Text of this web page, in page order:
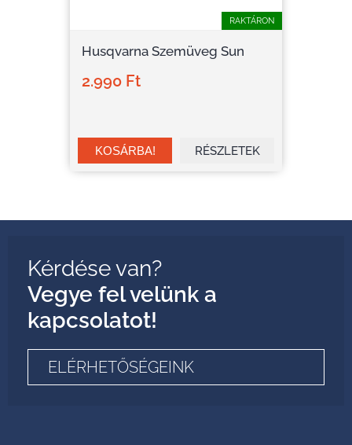
RAKTÁRON
Husqvarna Szemüveg Sun
2.990 Ft
RÉSZLETEK
Kérdése van?
Vegye fel velünk a
kapcsolatot!
ELÉRHETŐSÉGEINK